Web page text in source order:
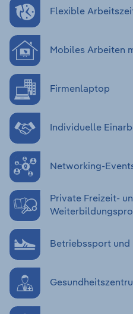
Flexible
Mobiles Arbeiten
Firmenlaptop
Individuelle
Networking-
Private Freizeit-
Betriebssport und